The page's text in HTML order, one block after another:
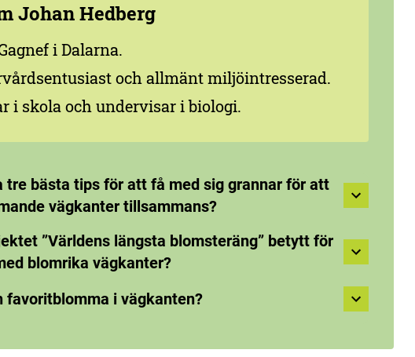
Johan Hedberg
i Dalarna.
och allmänt miljöintresserad.
i skola och undervisar i biologi.
tre bästa tips för att få med sig grannar för att
vägkanter tillsammans?
”Världens längsta blomsteräng” betytt för
blomrika vägkanter?
favoritblomma i vägkanten?